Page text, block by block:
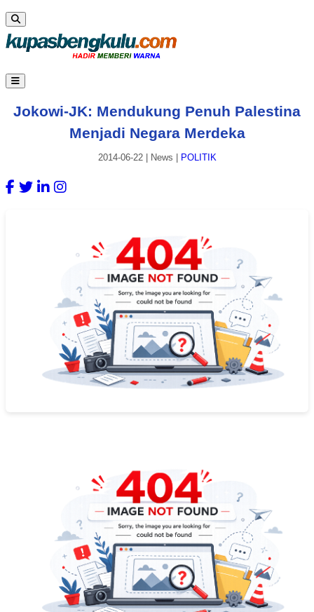
Jokowi-JK: Mendukung Penuh Palestina
Menjadi Negara Merdeka
2014-06-22| News POLITIK